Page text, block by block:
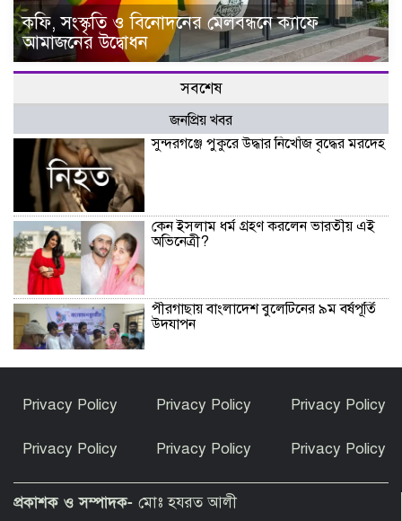
কফি, সংস্কৃতি ও বিনোদনের মেলবন্ধনে ক্যাফে
আমাজনের উদ্বোধন
সবশেষ
জনপ্রিয় খবর
সুন্দরগঞ্জে পুকুরে উদ্ধার নিখোঁজ বৃদ্ধের মরদেহ
কেন ইসলাম ধর্ম গ্রহণ করলেন ভারতীয় এই
অভিনেত্রী?
পীরগাছায় বাংলাদেশ বুলেটিনের ৯ম বর্ষপূর্তি
উদযাপন
Privacy Policy Privacy Policy Privacy Policy
Privacy Policy Privacy Policy Privacy Policy
প্রকাশক ও সম্পাদক- মোঃ হযরত আলী